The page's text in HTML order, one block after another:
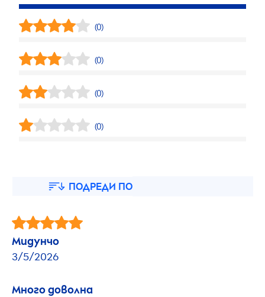
(0)
(0)
(0)
(0)
ПОДРЕДИ ПО
Мидунчо
3/5/2026
Много доволна